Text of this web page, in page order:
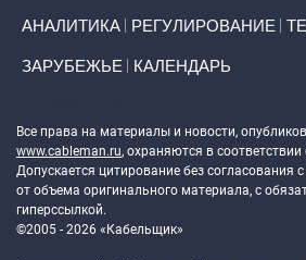
АНАЛИТИКА РЕГУЛИРОВАНИЕ
ЗАРУБЕЖЬЕ КАЛЕНДАРЬ
Все права на материалы и новости,
www.cableman.ru, охраняются в
Допускается цитирование без согласования
от объема оригинального материала, с
гиперссылкой.
©2005 - 2026 «Кабельщик»